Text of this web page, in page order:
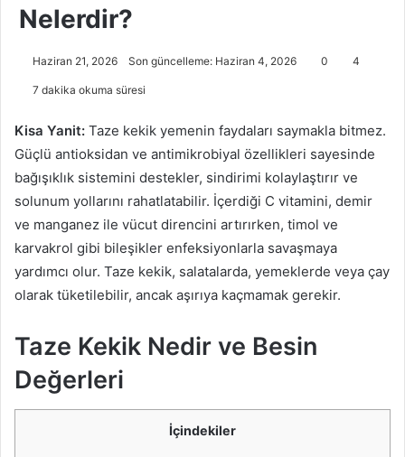
Nelerdir?
Haziran 21, 2026 Son güncelleme: Haziran 4, 2026 0 4
7 dakika okuma süresi
Kisa Yanit: Taze kekik yemenin faydaları saymakla bitmez.
Güçlü antioksidan ve antimikrobiyal özellikleri sayesinde
bağışıklık sistemini destekler, sindirimi kolaylaştırır ve
solunum yollarını rahatlatabilir. İçerdiği C vitamini, demir
ve manganez ile vücut direncini artırırken, timol ve
karvakrol gibi bileşikler enfeksiyonlarla savaşmaya
yardımcı olur. Taze kekik, salatalarda, yemeklerde veya çay
olarak tüketilebilir, ancak aşırıya kaçmamak gerekir.
Taze Kekik Nedir ve Besin
Değerleri
İçindekiler